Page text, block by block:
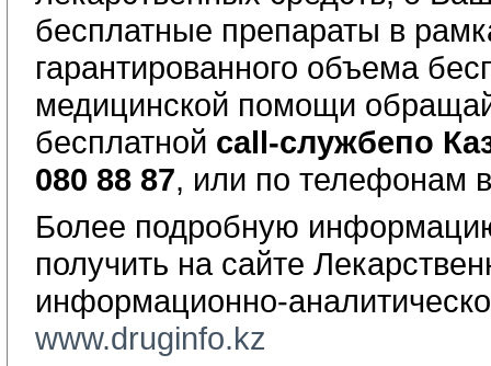
бесплатные препараты в
гарантированного объема
медицинской помощи
бесплатной call-службепо
080 88 87, или по телефонам
Более подробную
получить на сайте Ле
информационно-
www.druginfo.kz